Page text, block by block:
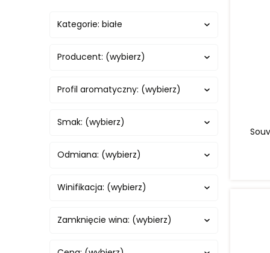
Kategorie: białe
Producent: (wybierz)
Profil aromatyczny: (wybierz)
Smak: (wybierz)
Odmiana: (wybierz)
Winifikacja: (wybierz)
Zamknięcie wina: (wybierz)